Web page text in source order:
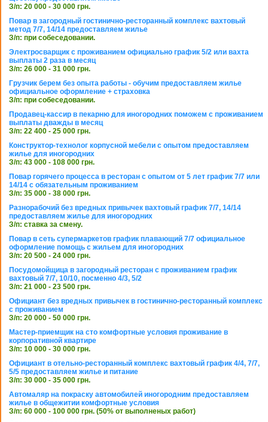
З/п: 20 000 - 30 000 грн.
Повар в загородный гостинично-ресторанный комплекс вахтовый
метод 7/7, 14/14 предоставляем жилье
З/п: при собеседовании.
Электросварщик с проживанием официально график 5/2 или вахта
выплаты 2 раза в месяц
З/п: 26 000 - 31 000 грн.
Грузчик берем без опыта работы - обучим предоставляем жилье
официальное оформление + страховка
З/п: при собеседовании.
Продавец-кассир в пекарню для иногородних поможем с проживанием
выплаты дважды в месяц
З/п: 22 400 - 25 000 грн.
Конструктор-технолог корпусной мебели с опытом предоставляем
жилье для иногородних
З/п: 43 000 - 108 000 грн.
Повар горячего процесса в ресторан с опытом от 5 лет график 7/7 или
14/14 с обязательным проживанием
З/п: 35 000 - 38 000 грн.
Разнорабочий без вредных привычек вахтовый график 7/7, 14/14
предоставляем жилье для иногородних
З/п: ставка за смену.
Повар в сеть супермаркетов график плавающий 7/7 официальное
оформление помощь с жильем для иногородних
З/п: 20 500 - 24 000 грн.
Посудомойщица в загородный ресторан с проживанием график
вахтовый 7/7, 10/10, посменно 4/3, 5/2
З/п: 21 000 - 23 500 грн.
Официант без вредных привычек в гостинично-ресторанный комплекс
с проживанием
З/п: 20 000 - 50 000 грн.
Мастер-приемщик на сто комфортные условия проживание в
корпоративной квартире
З/п: 10 000 - 30 000 грн.
Официант в отельно-ресторанный комплекс вахтовый график 4/4, 7/7,
5/5 предоставляем жилье и питание
З/п: 30 000 - 35 000 грн.
Автомаляр на покраску автомобилей иногородним предоставляем
жилье в общежитии комфортные условия
З/п: 60 000 - 100 000 грн. (50% от выполненых работ)